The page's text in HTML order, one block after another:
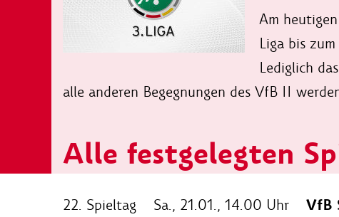
Am
Liga bis
Lediglich
alle anderen Begegnungen des VfB II
Alle festgelegten
22. Spieltag Sa., 21.01., 14.00 Uhr VfB